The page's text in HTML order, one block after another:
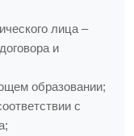
лица –
и
образовании;
с